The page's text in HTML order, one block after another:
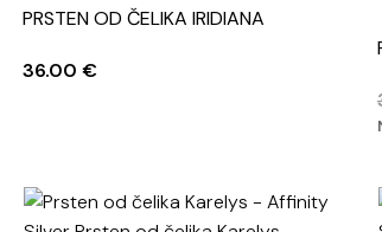
PRSTEN OD ČELIKA IRIDIANA
36.00 €